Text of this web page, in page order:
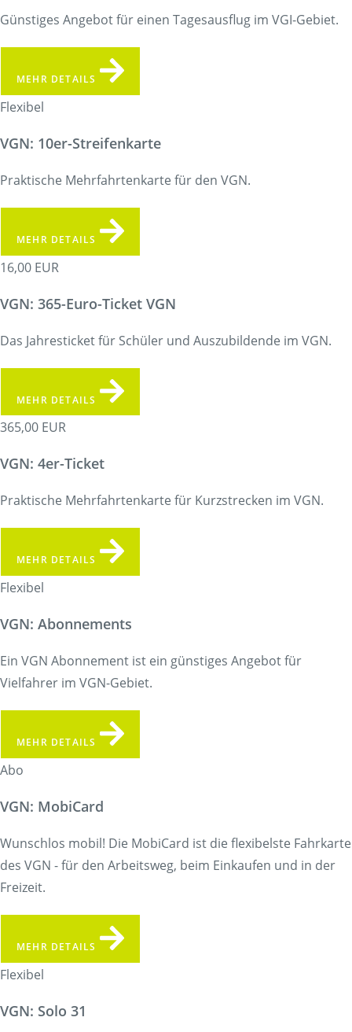
Günstiges Angebot für einen Tagesausflug im VGI-Gebiet.
MEHR DETAILS
Flexibel
VGN: 10er-Streifenkarte
Praktische Mehrfahrtenkarte für den VGN.
MEHR DETAILS
16,00 EUR
VGN: 365-Euro-Ticket VGN
Das Jahresticket für Schüler und Auszubildende im VGN.
MEHR DETAILS
365,00 EUR
VGN: 4er-Ticket
Praktische Mehrfahrtenkarte für Kurzstrecken im VGN.
MEHR DETAILS
Flexibel
VGN: Abonnements
Ein VGN Abonnement ist ein günstiges Angebot für
Vielfahrer im VGN-Gebiet.
MEHR DETAILS
Abo
VGN: MobiCard
Wunschlos mobil! Die MobiCard ist die flexibelste Fahrkarte
des VGN - für den Arbeitsweg, beim Einkaufen und in der
Freizeit.
MEHR DETAILS
Flexibel
VGN: Solo 31